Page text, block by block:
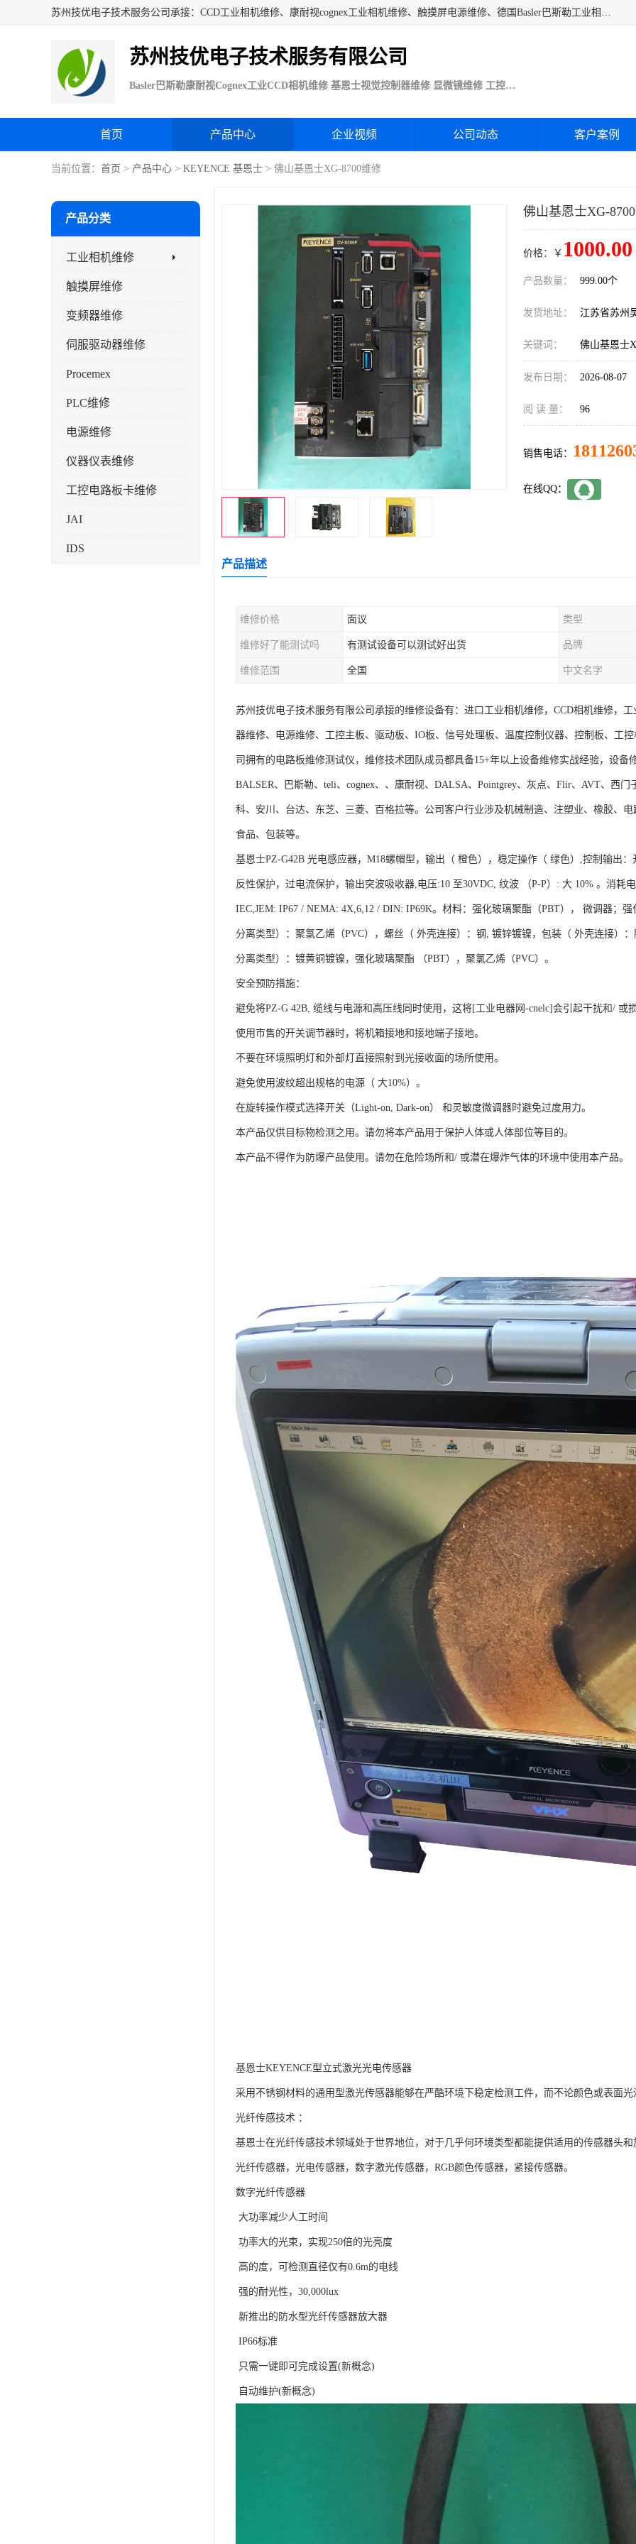
苏州技优电子技术服务公司承接：CCD工业相机维修、康耐视cognex工业相机维修、触摸屏电源维修、德国Basler巴斯勒工业相机维修、科研蛋白分析仪制冷相机维修等各种设备维修。公司客户行业涉及机械制造、注塑业、橡胶、电路板制造工厂、印刷、电梯、汽车生产、发电、电镀、医疗、食品、包装等。
苏州技优电子技术服务有限公司
Basler巴斯勒康耐视Cognex工业CCD相机维修 基恩士视觉控制器维修 显微镜维修 工控触摸屏电源电路板维修
首页 产品中心 企业视频 公司动态 客户案例
当前位置： 首页 > 产品中心 > KEYENCE 基恩士 > 佛山基恩士XG-8700维修
产品分类
工业相机维修
触摸屏维修
变频器维修
伺服驱动器维修
Procemex
PLC维修
电源维修
仪器仪表维修
工控电路板卡维修
JAI
IDS
佛山基恩士XG-
价格：￥ 1000.00
产品数量： 999.00个
发货地址： 江苏省苏州
关键词： 佛山基恩士
发布日期： 2026-08-07
阅 读 量： 96
销售电话：
在线QQ：
产品描述
维修价格 面议 类型
维修好了能测试吗 有测试设备可以测试好出货 品牌
维修范围 全国 中文名字
苏州技优电子技术服务有限公司承接的维修设备有：进口工业相机维修，CCD相机维修，
器维修、电源维修、工控主板、驱动板、IO板、信号处理板、温度控制仪器、控制板、工
司拥有的电路板维修测试仪，维修技术团队成员都具备15+年以上设备维修实战经验，设
BALSER、巴斯勒、teli、cognex、、康耐视、DALSA、Pointgrey、灰点、Flir、AVT、西
科、安川、台达、东芝、三菱、百格拉等。公司客户行业涉及机械制造、注塑业、橡胶、
食品、包装等。
基恩士PZ-G42B 光电感应器，M18螺帽型，输出（ 橙色），稳定操作（ 绿色）,控制输出
反性保护，过电流保护，输出突波吸收器,电压:10 至30VDC, 纹波 （P-P）: 大 10% 。消耗
IEC,JEM: IP67 / NEMA: 4X,6,12 / DIN: IP69K。材料：强化玻璃聚酯（PBT）， 微调器；
分离类型）：聚氯乙烯（PVC），螺丝（ 外壳连接）：钢, 镀锌镀镍，包装（ 外壳连接）
分离类型）：镀黄铜镀镍，强化玻璃聚酯 （PBT），聚氯乙烯（PVC）。
安全预防措施：
避免将PZ-G 42B, 缆线与电源和高压线同时使用，这将[工业电器网-cnelc]会引起干扰和/ 或
使用市售的开关调节器时，将机箱接地和接地端子接地。
不要在环境照明灯和外部灯直接照射到光接收面的场所使用。
避免使用波纹超出规格的电源（ 大10%）。
在旋转操作模式选择开关（Light-on, Dark-on） 和灵敏度微调器时避免过度用力。
本产品仅供目标物检测之用。请勿将本产品用于保护人体或人体部位等目的。
本产品不得作为防爆产品使用。请勿在危险场所和/ 或潜在爆炸气体的环境中使用本产品。
基恩士KEYENCE型立式激光光电传感器
采用不锈钢材料的通用型激光传感器能够在严酷环境下稳定检测工件，而不论颜色或表面
光纤传感技术 ：
基恩士在光纤传感技术领域处于世界地位，对于几乎何环境类型都能提供适用的传感器头和
光纤传感器，光电传感器，数字激光传感器，RGB颜色传感器，紧接传感器。
数字光纤传感器
大功率减少人工时间
功率大的光束，实现250倍的光亮度
高的度，可检测直径仅有0.6m的电线
强的耐光性，30,000lux
新推出的防水型光纤传感器放大器
IP66标准
只需一键即可完成设置(新概念)
自动维护(新概念)